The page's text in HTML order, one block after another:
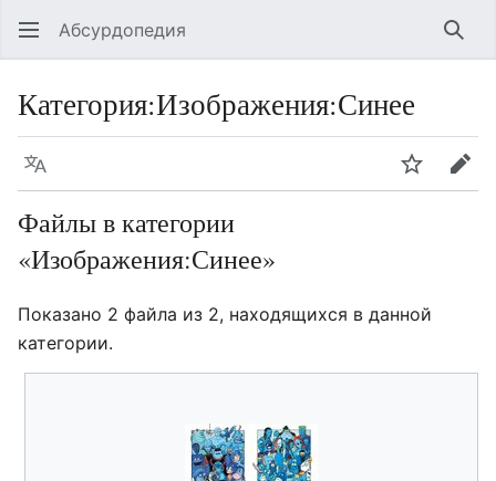
Абсурдопедия
Категория:Изображения:Синее
Язык
Файлы в категории
«Изображения:Синее»
Показано 2 файла из 2, находящихся в данной
категории.